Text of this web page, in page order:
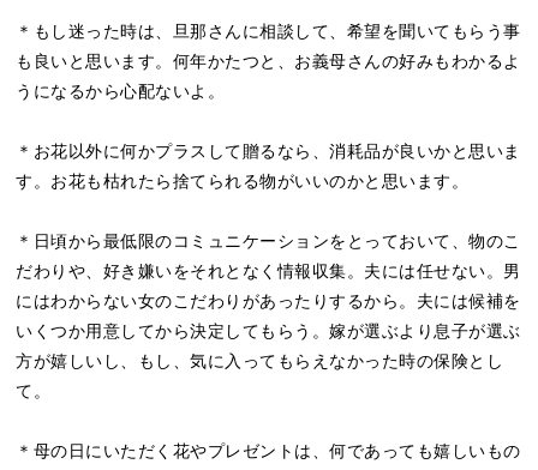
＊もし迷った時は、旦那さんに相談して、希望を聞いてもらう事
も良いと思います。何年かたつと、お義母さんの好みもわかるよ
うになるから心配ないよ。
＊お花以外に何かプラスして贈るなら、消耗品が良いかと思いま
す。お花も枯れたら捨てられる物がいいのかと思います。
＊日頃から最低限のコミュニケーションをとっておいて、物のこ
だわりや、好き嫌いをそれとなく情報収集。夫には任せない。男
にはわからない女のこだわりがあったりするから。夫には候補を
いくつか用意してから決定してもらう。嫁が選ぶより息子が選ぶ
方が嬉しいし、もし、気に入ってもらえなかった時の保険とし
て。
＊母の日にいただく花やプレゼントは、何であっても嬉しいもの